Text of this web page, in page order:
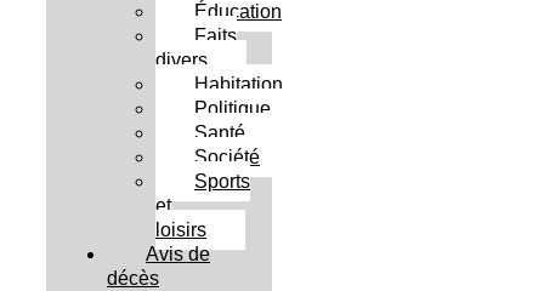
Éducation
Faits
divers
Habitation
Politique
Santé
Société
Sports
et
loisirs
Avis de
décès